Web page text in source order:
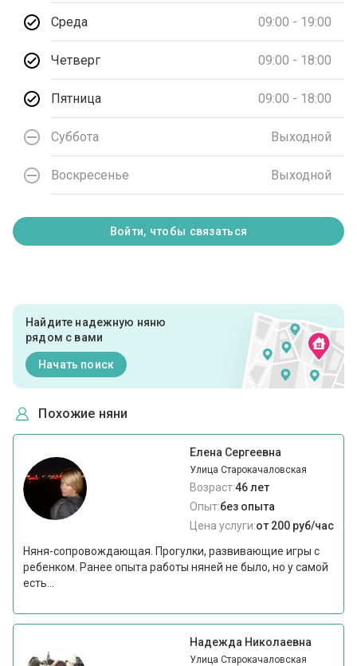
Среда 09:00 - 19:00
Четверг 09:00 - 18:00
Пятница 09:00 - 18:00
Суббота Выходной
Воскресенье Выходной
Войти, чтобы связаться
Найдите надежную няню
рядом с вами
Начать поиск
Похожие няни
Елена Сергеевна
Улица Старокачаловская
Возраст:46 лет
Опыт:без опыта
Цена услуги:от 200 руб/час
Няня-сопровождающая. Прогулки, развивающие игры с
ребенком. Ранее опыта работы няней не было, но у самой
есть...
Надежда Николаевна
Улица Старокачаловская